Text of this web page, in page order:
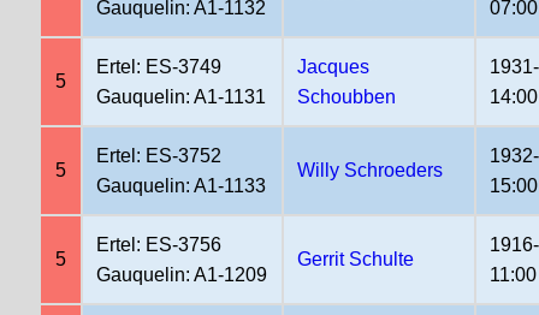
Gauquelin: A1-1132
07:00
5
Ertel: ES-3749
Gauquelin: A1-1131
Jacques
Schoubben
14:00
5
Ertel: ES-3752
Gauquelin: A1-1133
Willy Schroeders
15:00
5
Ertel: ES-3756
Gauquelin: A1-1209
Gerrit Schulte
11:00